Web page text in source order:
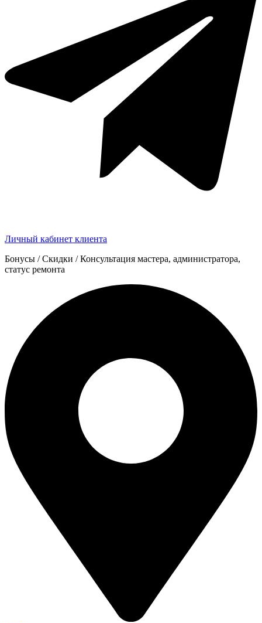
Личный кабинет клиента
Бонусы / Скидки / Консультация мастера, администратора,
статус ремонта